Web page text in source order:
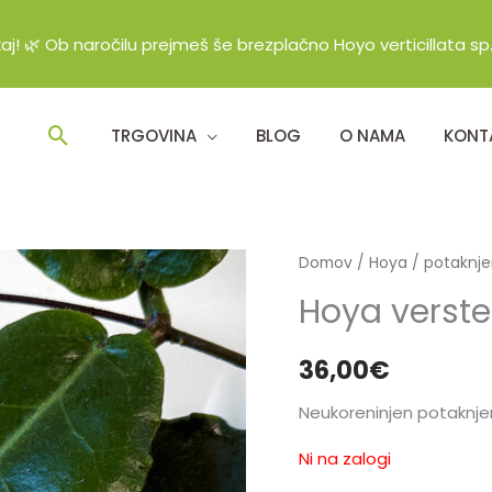
🌿 Ob naročilu prejmeš še brezplačno Hoyo verticillata sp.
SearchTRGOVINA BLOG O NAMA
Domov / Hoya /
Hoya
36,00€
Neukoreninjen
Ni na zalogi